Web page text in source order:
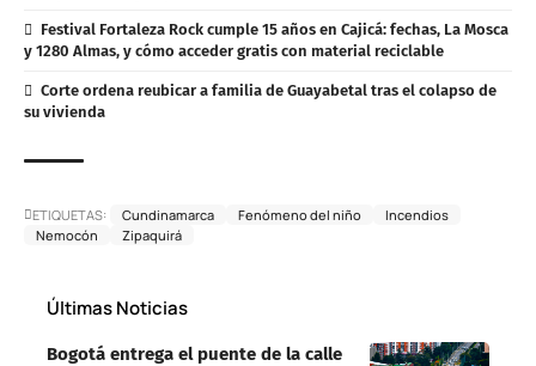
Festival Fortaleza Rock cumple 15 años en Cajicá: fechas, La Mosca
y 1280 Almas, y cómo acceder gratis con material reciclable
Corte ordena reubicar a familia de Guayabetal tras el colapso de
su vivienda
ETIQUETAS: Cundinamarca Fenómeno del niño
Incendios
Nemocón
Zipaquirá
Últimas Noticias
Bogotá entrega el puente de la calle